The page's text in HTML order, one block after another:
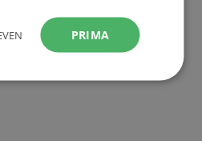
PRIMA